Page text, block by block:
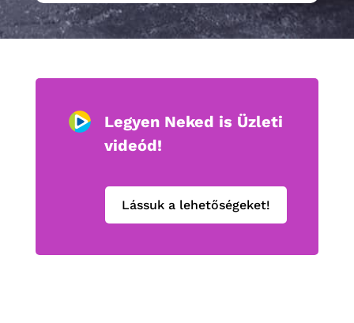
Legyen Neked is Üzleti
videód!
Lássuk a lehetőségeket!